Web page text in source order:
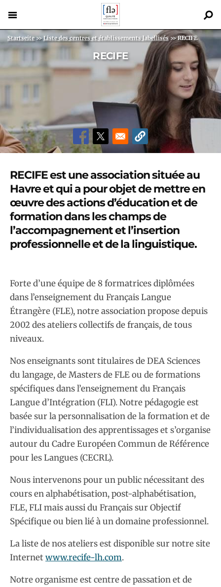
zum
Inhalt
Pfadnavigation
Startseite >> Liste des centres et établissements labellisés >> RECIFE
Back
to
RECIFE
RECIFE est une association située au
Havre et qui a pour objet de mettre en
œuvre des actions d’éducation et de
formation dans les champs de
l’accompagnement et l’insertion
professionnelle et de la linguistique.
Forte d’une équipe de 8 formatrices diplômées
dans l’enseignement du Français Langue
Étrangère (FLE), notre association propose depuis
2002 des ateliers collectifs de français, de tous
niveaux.
Nos enseignants sont titulaires de DEA Sciences
du langage, de Masters de FLE ou de formations
spécifiques dans l’enseignement du Français
Langue d’Intégration (FLI). Notre pédagogie est
basée sur la personnalisation de la formation et de
l’individualisation des apprentissages et s’organise
autour du Cadre Européen Commun de Référence
pour les Langues (CECRL).
Nous intervenons pour un public nécessitant des
cours en alphabétisation, post-alphabétisation,
FLE, FLI mais aussi du Français sur Objectif
Spécifique ou bien lié à un domaine professionnel.
La liste de nos ateliers est disponible sur notre site
Internet www.recife-lh.com.
Notre organisme est centre de passation et de